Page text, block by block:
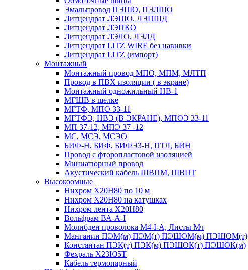
Эмальпровод ПЭШО, ПЭЛШО
Литцендрат ЛЭШО, ЛЭПШД
Литцендрат ЛЭПКО
Литцендрат ЛЭЛО, ЛЭЛД
Литцендрат LITZ WIRE без навивки
Литцендрат LITZ (импорт)
Монтажный
Монтажный провод МПО, МПМ, МЛТП
Провод в ПВХ изоляции ( в экране)
Монтажный одножильный HB-1
МГШВ в шелке
МГТФ, МПО 33-11
МГТФЭ, НВЭ (В ЭКРАНЕ), МПОЭ 33-11
МП 37-12, МПЭ 37 -12
МС, МСЭ, МСЭО
БИФ-Н, БИФ, БИФЭЗ-Н, ПТЛ, БИН
Провод с фторопластовой изоляцией
Миниатюрный провод
Акустический кабель ШВПМ, ШВПТ
Высокоомные
Нихром Х20Н80 по 10 м
Нихром Х20Н80 на катушках
Нихром лента Х20Н80
Вольфрам ВА-А-I
Молибден проволока М4-I-А, Листы Мч
Манганин ПЭМ(м) ПЭМ(т) ПЭШОМ(м) ПЭШОМ(т)
Константан ПЭК(т) ПЭК(м) ПЭШОК(т) ПЭШОК(м)
Фехраль Х23Ю5Т
Кабель термопарный